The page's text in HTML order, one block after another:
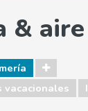
&
vacacionales